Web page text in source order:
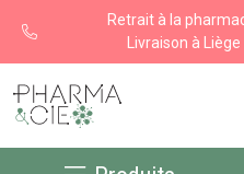
Retrait à la
Livraison à Liège
Pharma&cie - Pharmacie